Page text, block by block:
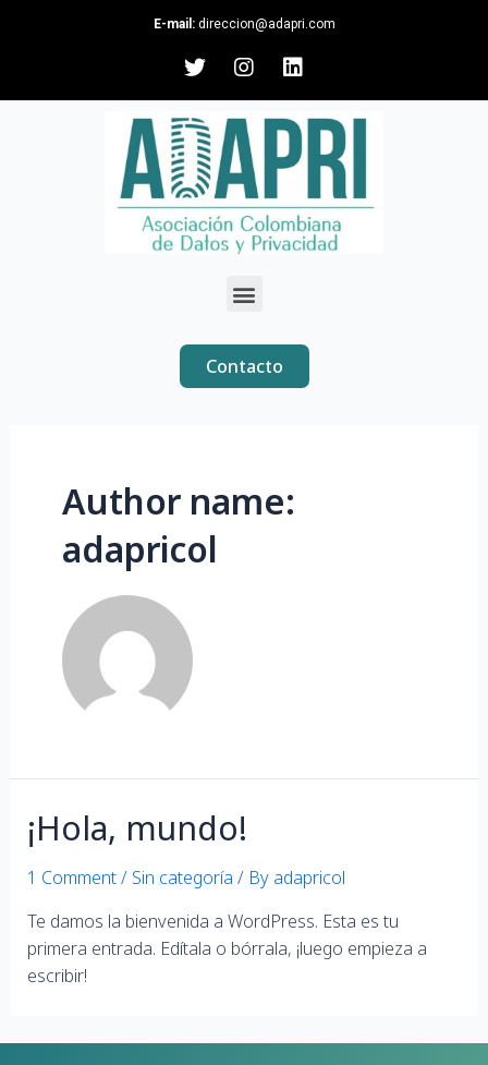
E-mail:direccion@adapri.com
Contacto
Author name:
adapricol
¡Hola, mundo!
1 Comment/ Sin categoría / By adapricol
Te damos la bienvenida a WordPress. Esta es tu
primera entrada. Edítala o bórrala, ¡luego empieza a
escribir!